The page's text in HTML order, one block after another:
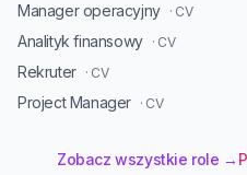
Manager operacyjny · CV
Analityk finansowy · CV
Rekruter · CV
Project Manager · CV
Zobacz wszystkie role →